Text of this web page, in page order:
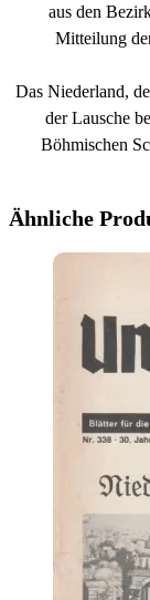
aus den
Mitteilung
Das Niederland,
der Lausche
Böhmischen
Ähnliche